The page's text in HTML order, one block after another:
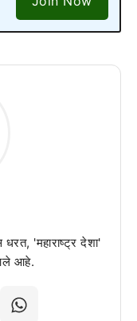
धरत, 'महाराष्ट्र देशा'
आहे.